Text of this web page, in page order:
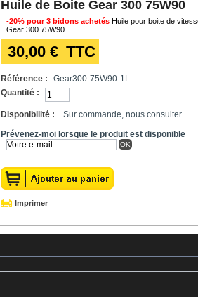
Huile de Boite Gear 300 75W90
-20% pour 3 bidons achetés Huile pour boite de
Gear 300 75W90
30,00 € TTC
Référence :
Gear300-75W90-1L
Quantité :
Disponibilité : Sur commande, nous consulter
Prévenez-moi lorsque le produit est disponible
OK
Imprimer